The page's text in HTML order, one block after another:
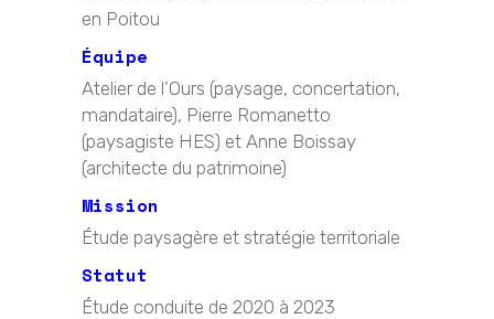
en Poitou
Équipe
Atelier de l’Ours (paysage, concertation,
mandataire), Pierre Romanetto
(paysagiste HES) et Anne Boissay
(architecte du patrimoine)
Mission
Étude paysagère et stratégie territoriale
Statut
Étude conduite de 2020 à 2023